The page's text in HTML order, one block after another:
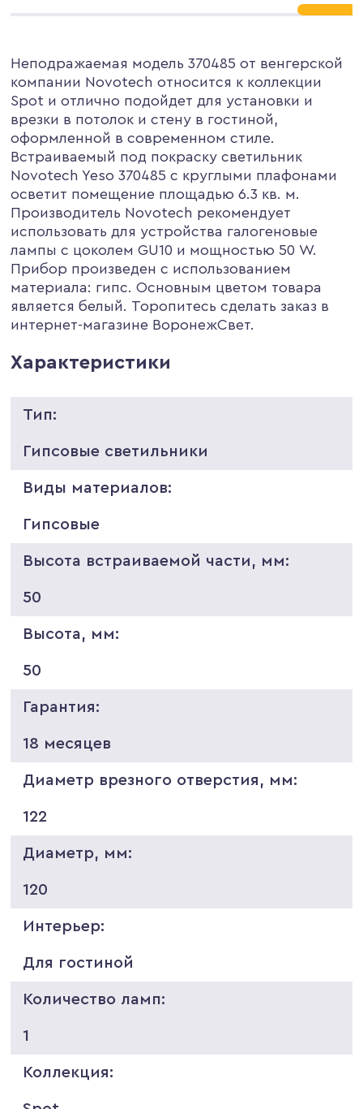
Неподражаемая модель 370485 от венгерской
компании Novotech относится к коллекции
Spot и отлично подойдет для установки и
врезки в потолок и стену в гостиной,
оформленной в современном стиле.
Встраиваемый под покраску светильник
Novotech Yeso 370485 с круглыми плафонами
осветит помещение площадью 6.3 кв. м.
Производитель Novotech рекомендует
использовать для устройства галогеновые
лампы с цоколем GU10 и мощностью 50 W.
Прибор произведен с использованием
материала: гипс. Основным цветом товара
является белый. Торопитесь сделать заказ в
интернет-магазине ВоронежСвет.
Характеристики
Тип:
Гипсовые светильники
Виды материалов:
Гипсовые
Высота встраиваемой части, мм:
50
Высота, мм:
50
Гарантия:
18 месяцев
Диаметр врезного отверстия, мм:
122
Диаметр, мм:
120
Интерьер:
Для гостиной
Количество ламп:
1
Коллекция: